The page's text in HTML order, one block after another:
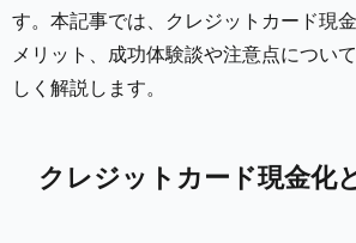
す。本記事では、クレジットカード現
メリット、成功体験談や注意点につい
しく解説します。
クレジットカード現金化